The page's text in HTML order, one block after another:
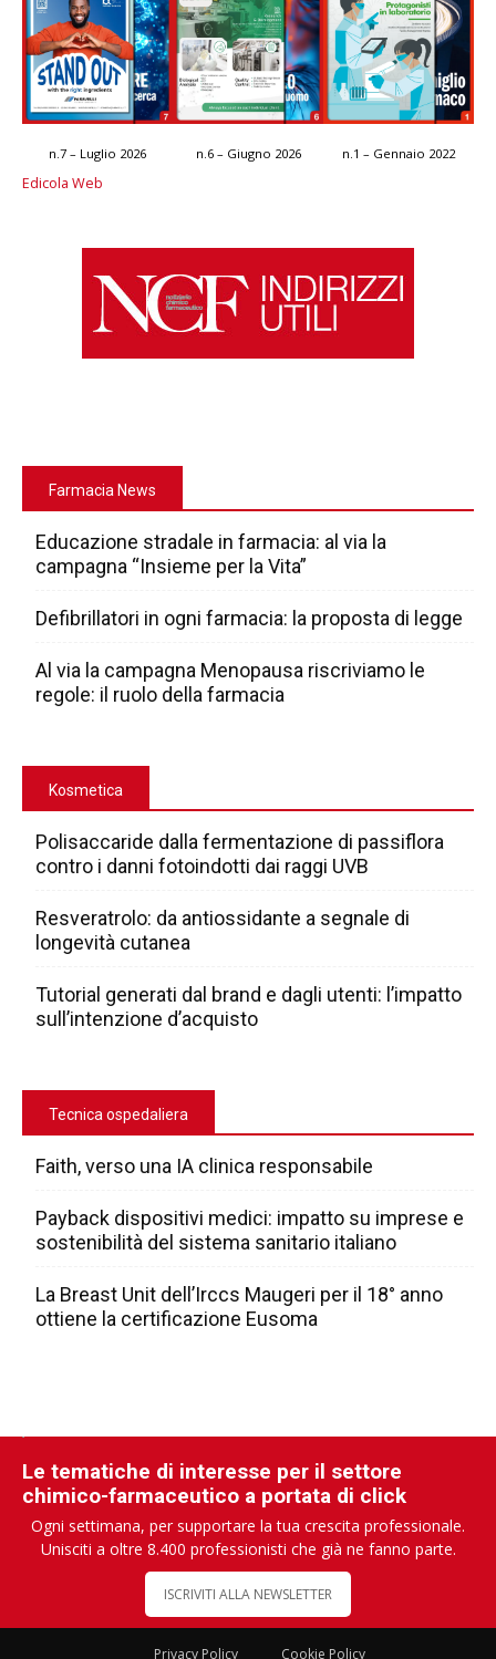
n.7 – Luglio 2026 n.6 – Giugno 2026 n.1 – Gennaio 2022
Edicola Web
Farmacia News
Educazione stradale in farmacia: al via la
campagna “Insieme per la Vita”
Defibrillatori in ogni farmacia: la proposta di legge
Al via la campagna Menopausa riscriviamo le
regole: il ruolo della farmacia
Kosmetica
Polisaccaride dalla fermentazione di passiflora
contro i danni fotoindotti dai raggi UVB
Resveratrolo: da antiossidante a segnale di
longevità cutanea
Tutorial generati dal brand e dagli utenti: l’impatto
sull’intenzione d’acquisto
Tecnica ospedaliera
Faith, verso una IA clinica responsabile
Payback dispositivi medici: impatto su imprese e
sostenibilità del sistema sanitario italiano
La Breast Unit dell’Irccs Maugeri per il 18° anno
ottiene la certificazione Eusoma
Le tematiche di interesse per il settore
chimico-farmaceutico a portata di click
Ogni settimana, per supportare la tua crescita professionale.
Unisciti a oltre 8.400 professionisti che già ne fanno parte.
ISCRIVITI ALLA NEWSLETTER
Privacy Policy Cookie Policy